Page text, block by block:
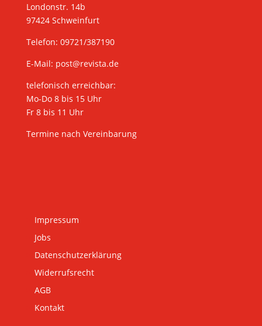
Londonstr. 14b
97424 Schweinfurt
Telefon: 09721/387190
E-Mail: post@revista.de
telefonisch erreichbar:
Mo-Do 8 bis 15 Uhr
Fr 8 bis 11 Uhr
Termine nach Vereinbarung
Impressum
Jobs
Datenschutzerklärung
Widerrufsrecht
AGB
Kontakt